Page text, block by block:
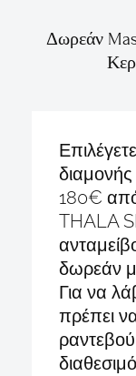
Δωρεάν
180€
THALA
δωρεάν
Για να
πρέπει